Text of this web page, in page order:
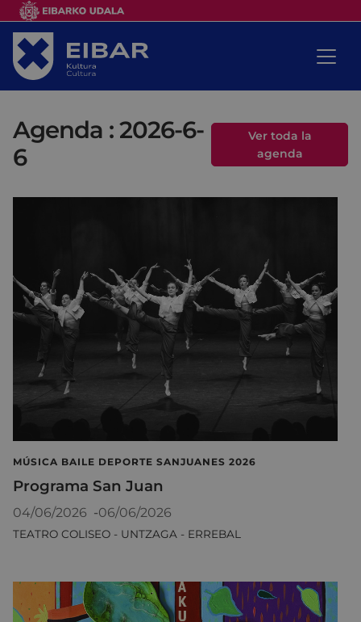
Agenda : 2026-6-
6
Ver toda la
agenda
MÚSICA BAILE DEPORTE SANJUANES 2026
Programa San Juan
04/06/2026 -06/06/2026
TEATRO COLISEO - UNTZAGA - ERREBAL